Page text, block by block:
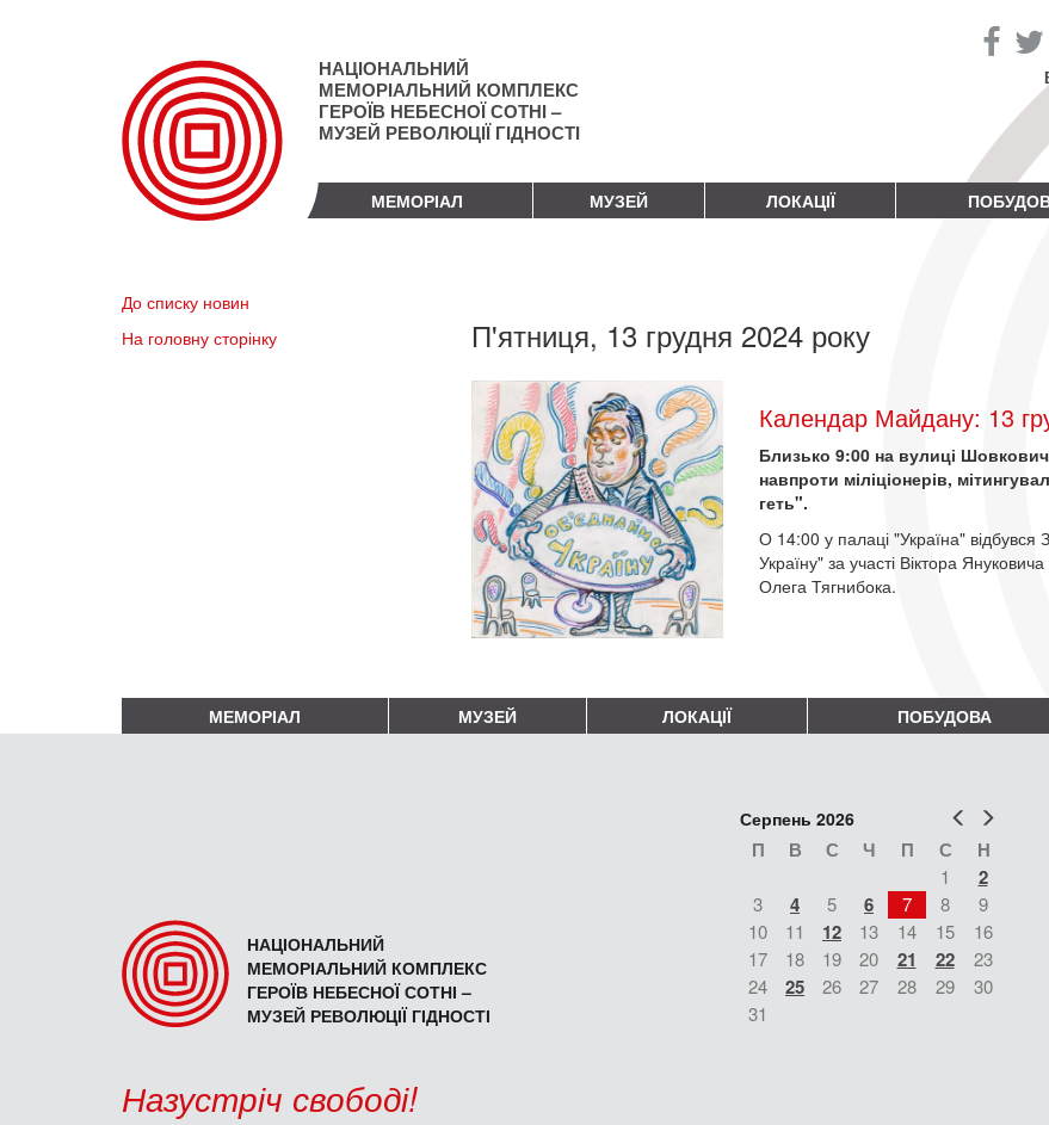
НАЦІОНАЛЬНИЙ
МЕМОРІАЛЬНИЙ КОМПЛЕКС
ГЕРОЇВ НЕБЕСНОЇ СОТНІ –
МУЗЕЙ РЕВОЛЮЦІЇ ГІДНОСТІ
МЕМОРІАЛ МУЗЕЙ ЛОКАЦІЇ
До списку новин
На головну сторінку
П'ятниця, 13 грудня 2024 року
Календар Майдану: 13
Близько 9:00 на вулиці
навпроти міліціонерів,
геть".
О 14:00 у палаці "Україна" відбувся
Україну" за участі Віктора
Олега Тягнибока.
МЕМОРІАЛ МУЗЕЙ ЛОКАЦІЇ ПОБУДОВА
НАЦІОНАЛЬНИЙ
МЕМОРІАЛЬНИЙ КОМПЛЕКС
ГЕРОЇВ НЕБЕСНОЇ СОТНІ –
МУЗЕЙ РЕВОЛЮЦІЇ ГІДНОСТІ
Попер
Серпень 2026
П В С Ч П С Н
1 2
3 4 5 6 7 8
9
10
11 12 13 14 15
16
17
18 19 20 21 22
23
24
25 26 27 28 29
30
31
Назустріч свободі!